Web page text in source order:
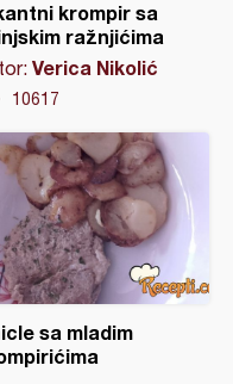
krompir sa
ražnjićima
Verica Nikolić
10617
sa mladim